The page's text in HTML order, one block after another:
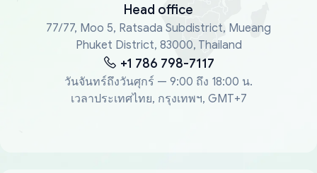
Head office
77/77, Moo 5, Ratsada Subdistrict, Mueang
Phuket District, 83000, Thailand
+1 786 798-7117
วันจันทร์ถึงวันศุกร์ — 9:00 ถึง 18:00 น.
เวลาประเทศไทย, กรุงเทพฯ, GMT+7